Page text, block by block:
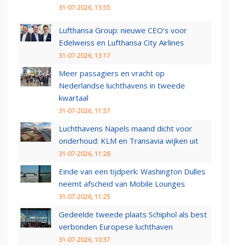
31-07-2026, 13:55
Lufthansa Group: nieuwe CEO’s voor
Edelweiss en Lufthansa City Airlines
31-07-2026, 13:17
Meer passagiers en vracht op
Nederlandse luchthavens in tweede
kwartaal
31-07-2026, 11:57
Luchthavens Napels maand dicht voor
onderhoud: KLM en Transavia wijken uit
31-07-2026, 11:28
Einde van een tijdperk: Washington Dulles
neemt afscheid van Mobile Lounges
31-07-2026, 11:25
Gedeelde tweede plaats Schiphol als best
verbonden Europese luchthaven
31-07-2026, 10:37